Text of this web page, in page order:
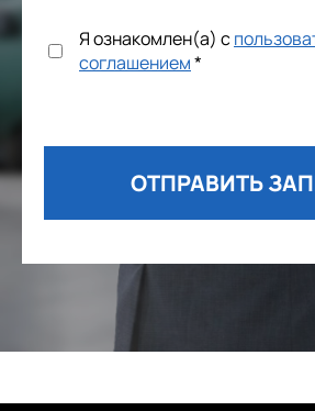
Я ознакомлен(а) с
соглашением*
ОТПРАВИТЬ